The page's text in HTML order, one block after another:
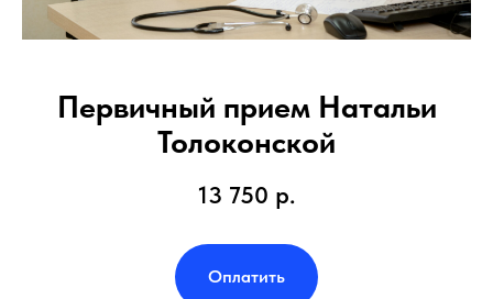
Первичный прием Натальи
Толоконской
13 750 р.
Оплатить